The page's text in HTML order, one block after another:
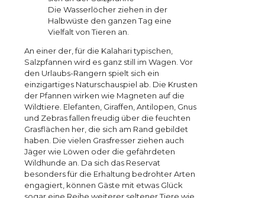
Die Wasserlöcher ziehen in der
Halbwüste den ganzen Tag eine
Vielfalt von Tieren an.
An einer der, für die Kalahari typischen,
Salzpfannen wird es ganz still im Wagen. Vor
den Urlaubs-Rangern spielt sich ein
einzigartiges Naturschauspiel ab. Die Krusten
der Pfannen wirken wie Magneten auf die
Wildtiere. Elefanten, Giraffen, Antilopen, Gnus
und Zebras fallen freudig über die feuchten
Grasflächen her, die sich am Rand gebildet
haben. Die vielen Grasfresser ziehen auch
Jäger wie Löwen oder die gefährdeten
Wildhunde an. Da sich das Reservat
besonders für die Erhaltung bedrohter Arten
engagiert, können Gäste mit etwas Glück
sogar eine Reihe weiterer seltener Tiere wie